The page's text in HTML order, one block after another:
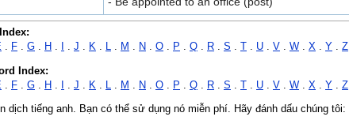
. F . G . H . . J . K . L . M . N . O . P . Q . R . S . . U . V . W . X . Y . Z
Index:
F G H J K M N O P Q R S T U V W X Y Z
dịch tiếng anh. Bạn có thể sử dụng nó miễn phí. Hãy đánh dấu chúng tôi: